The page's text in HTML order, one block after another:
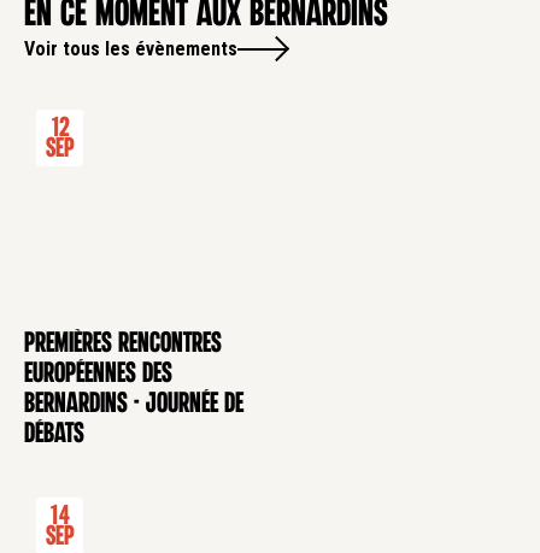
en ce moment aux Bernardins
Voir tous les évènements
CONFÉRENCE
12
Sep
Premières rencontres
européennes des
Bernardins - Journée de
débats
14
Sep